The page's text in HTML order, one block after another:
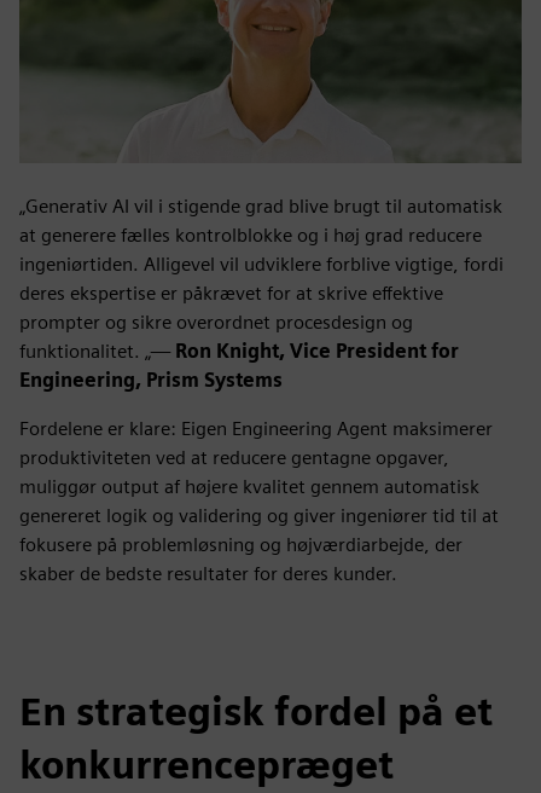
„Generativ AI vil i stigende grad blive brugt til automatisk
at generere fælles kontrolblokke og i høj grad reducere
ingeniørtiden. Alligevel vil udviklere forblive vigtige, fordi
deres ekspertise er påkrævet for at skrive effektive
prompter og sikre overordnet procesdesign og
funktionalitet. „— Ron Knight, Vice President for
Engineering, Prism Systems
Fordelene er klare: Eigen Engineering Agent maksimerer
produktiviteten ved at reducere gentagne opgaver,
muliggør output af højere kvalitet gennem automatisk
genereret logik og validering og giver ingeniører tid til at
fokusere på problemløsning og højværdiarbejde, der
skaber de bedste resultater for deres kunder.
En strategisk fordel på et
konkurrencepræget